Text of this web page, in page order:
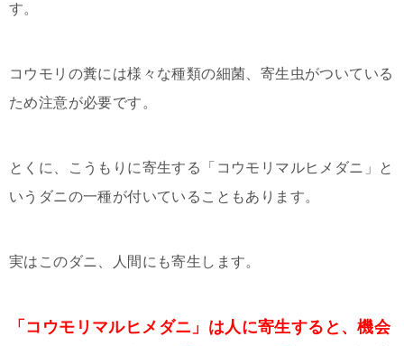
す。
コウモリの糞には様々な種類の細菌、寄生虫がついている
ため注意が必要です。
とくに、こうもりに寄生する「コウモリマルヒメダニ」と
いうダニの一種が付いていることもあります。
実はこのダニ、人間にも寄生します。
「コウモリマルヒメダニ」は人に寄生すると、機会